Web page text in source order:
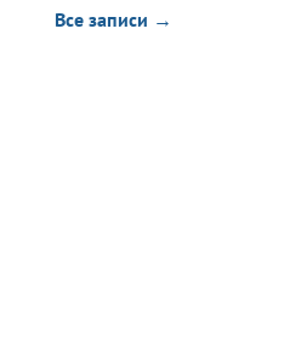
Все записи →